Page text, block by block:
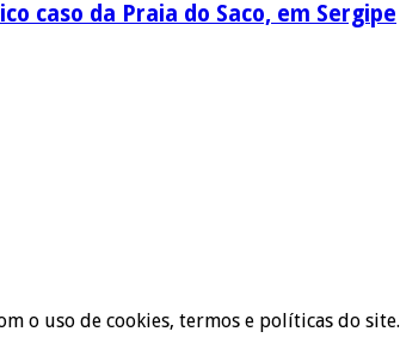
caso da Praia do Saco, em Sergipe
o uso de cookies, termos e políticas do site.